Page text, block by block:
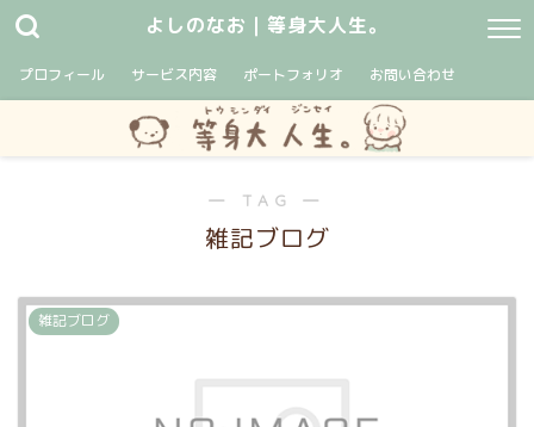
よしのなお｜等身大人生。
プロフィール サービス内容 ポートフォリオ お問い合わせ
― TAG ―
雑記ブログ
雑記ブログ